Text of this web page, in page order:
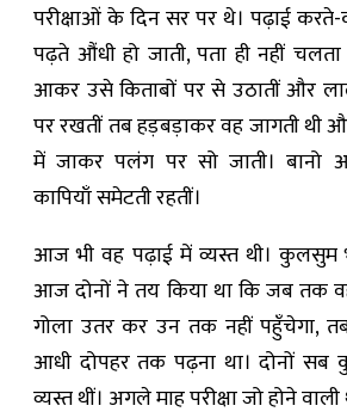
परीक्षाओं के दिन सर पर थे। पढ़ाई
पढ़ते औंधी हो जाती, पता ही नहीं
आकर उसे किताबों पर से उठातीं और
पर रखतीं तब हड़बड़ाकर वह जागती
में जाकर पलंग पर सो जाती। बानो
कापियाँ समेटती रहतीं।
आज भी वह पढ़ाई में व्यस्त थी। कुलसुम
आज दोनों ने तय किया था कि जब तक
गोला उतर कर उन तक नहीं पहुँचेगा,
आधी दोपहर तक पढ़ना था। दोनों
व्यस्त थीं। अगले माह परीक्षा जो होने वाली